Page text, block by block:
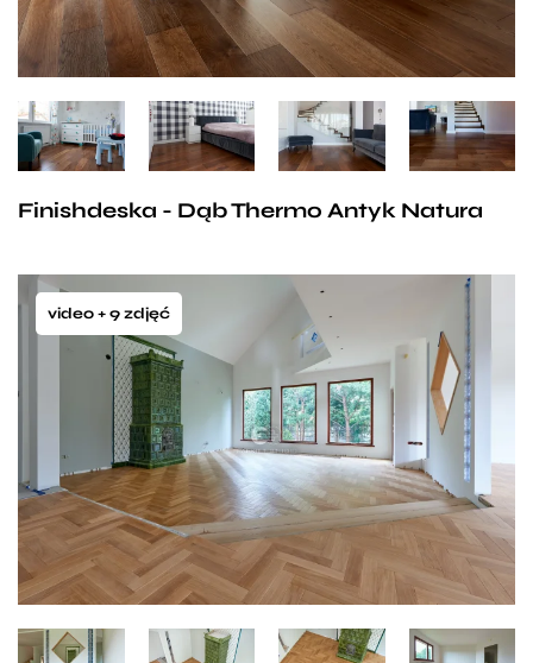
Finishdeska - Dąb Thermo Antyk Natura
video + 9 zdjęć